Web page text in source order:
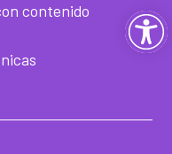
de
contenido